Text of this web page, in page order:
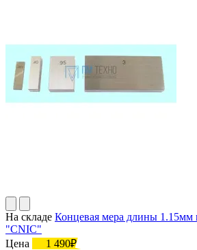
На складе Концевая мера длины 1.15мм
"CNIC"
Цена
1 490₽